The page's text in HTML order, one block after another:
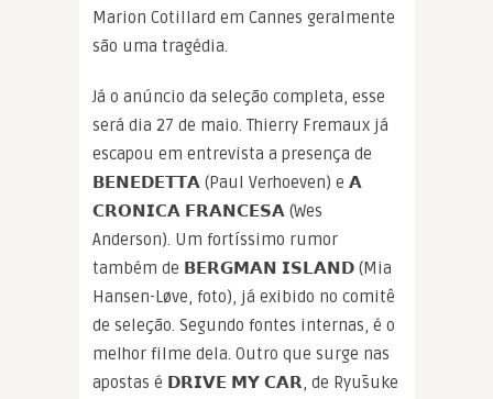
Marion Cotillard em Cannes geralmente
são uma tragédia.
Já o anúncio da seleção completa, esse
será dia 27 de maio. Thierry Fremaux já
escapou em entrevista a presença de
𝗕𝗘𝗡𝗘𝗗𝗘𝗧𝗧𝗔 (Paul Verhoeven) e 𝗔
𝗖𝗥𝗢𝗡𝗜𝗖𝗔 𝗙𝗥𝗔𝗡𝗖𝗘𝗦𝗔 (Wes
Anderson). Um fortíssimo rumor
também de 𝗕𝗘𝗥𝗚𝗠𝗔𝗡 𝗜𝗦𝗟𝗔𝗡𝗗 (Mia
Hansen-Løve, foto), já exibido no comitê
de seleção. Segundo fontes internas, é o
melhor filme dela. Outro que surge nas
apostas é 𝗗𝗥𝗜𝗩𝗘 𝗠𝗬 𝗖𝗔𝗥, de Ryūsuke